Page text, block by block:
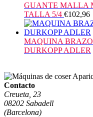
GUANTE MALLA
TALLA 5/4 €102,96
MAQUINA
DURKOPP ADLER
Contacto
Creueta, 23
08202 Sabadell
(Barcelona)